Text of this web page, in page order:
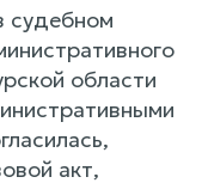
судебном
области
акт,